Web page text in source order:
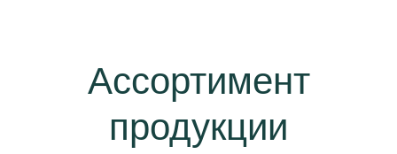
Ассортимент
продукции